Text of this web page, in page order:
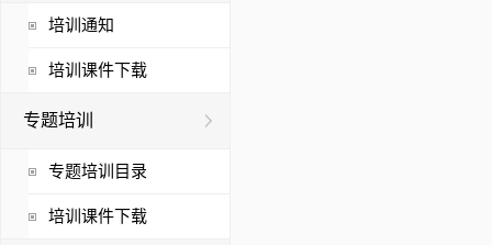
培训通知
培训课件下载
专题培训
专题培训目录
培训课件下载